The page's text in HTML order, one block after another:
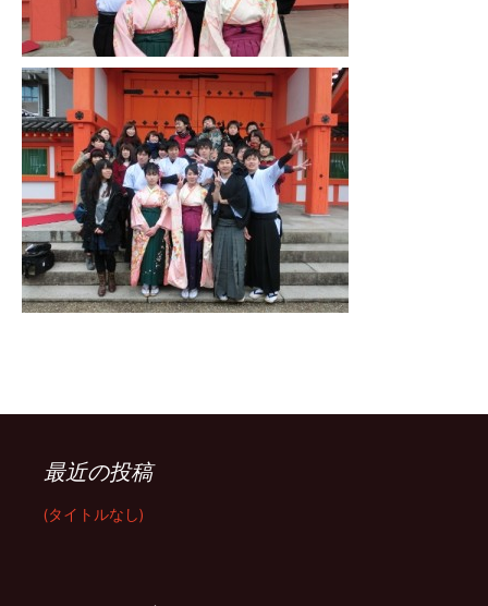
最近の投稿
(タイトルなし)